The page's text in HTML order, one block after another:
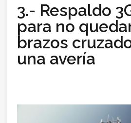
3.- Respaldo
para no
brazos
una avería